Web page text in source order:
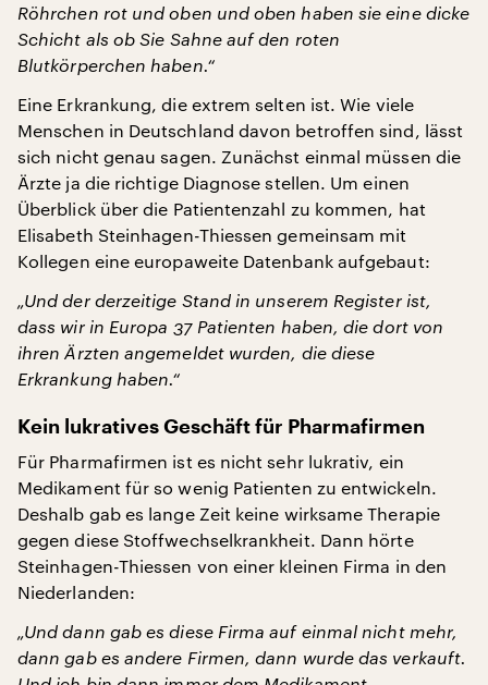
Röhrchen rot und oben und oben haben sie eine dicke
Schicht als ob Sie Sahne auf den roten
Blutkörperchen haben.“
Eine Erkrankung, die extrem selten ist. Wie viele
Menschen in Deutschland davon betroffen sind, lässt
sich nicht genau sagen. Zunächst einmal müssen die
Ärzte ja die richtige Diagnose stellen. Um einen
Überblick über die Patientenzahl zu kommen, hat
Elisabeth Steinhagen-Thiessen gemeinsam mit
Kollegen eine europaweite Datenbank aufgebaut:
„Und der derzeitige Stand in unserem Register ist,
dass wir in Europa 37 Patienten haben, die dort von
ihren Ärzten angemeldet wurden, die diese
Erkrankung haben.“
Kein lukratives Geschäft für Pharmafirmen
Für Pharmafirmen ist es nicht sehr lukrativ, ein
Medikament für so wenig Patienten zu entwickeln.
Deshalb gab es lange Zeit keine wirksame Therapie
gegen diese Stoffwechselkrankheit. Dann hörte
Steinhagen-Thiessen von einer kleinen Firma in den
Niederlanden:
„Und dann gab es diese Firma auf einmal nicht mehr,
dann gab es andere Firmen, dann wurde das verkauft.